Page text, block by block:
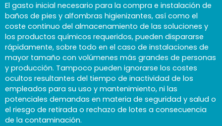
El gasto inicial necesario para la compra e instalación de
baños de pies y alfombras higienizantes, así como el
coste continuo del almacenamiento de las soluciones y
los productos químicos requeridos, pueden dispararse
rápidamente, sobre todo en el caso de instalaciones de
mayor tamaño con volúmenes más grandes de personas
y producción. Tampoco pueden ignorarse los costes
ocultos resultantes del tiempo de inactividad de los
empleados para su uso y mantenimiento, ni las
potenciales demandas en materia de seguridad y salud o
el riesgo de retirada o rechazo de lotes a consecuencia
de la contaminación.